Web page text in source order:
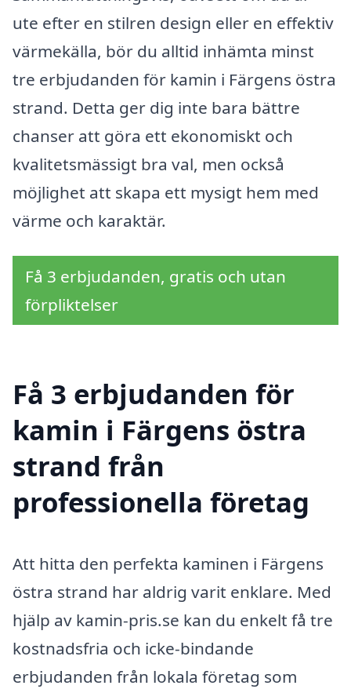
ute efter en stilren design eller en effektiv
värmekälla, bör du alltid inhämta minst
tre erbjudanden för kamin i Färgens östra
strand. Detta ger dig inte bara bättre
chanser att göra ett ekonomiskt och
kvalitetsmässigt bra val, men också
möjlighet att skapa ett mysigt hem med
värme och karaktär.
Få 3 erbjudanden, gratis och utan
förpliktelser
Få 3 erbjudanden för
kamin i Färgens östra
strand från
professionella företag
Att hitta den perfekta kaminen i Färgens
östra strand har aldrig varit enklare. Med
hjälp av kamin-pris.se kan du enkelt få tre
kostnadsfria och icke-bindande
erbjudanden från lokala företag som